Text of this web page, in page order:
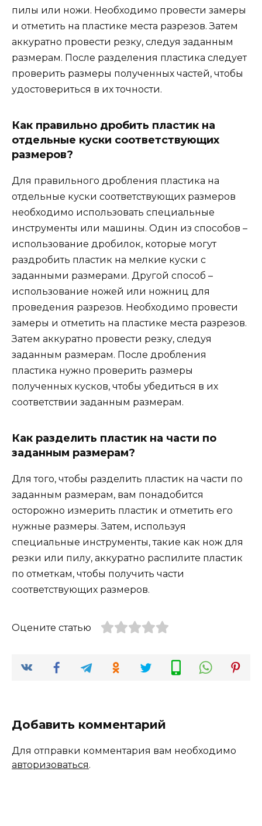
пилы или ножи. Необходимо провести замеры
и отметить на пластике места разрезов. Затем
аккуратно провести резку, следуя заданным
размерам. После разделения пластика следует
проверить размеры полученных частей, чтобы
удостовериться в их точности.
Как правильно дробить пластик на
отдельные куски соответствующих
размеров?
Для правильного дробления пластика на
отдельные куски соответствующих размеров
необходимо использовать специальные
инструменты или машины. Один из способов –
использование дробилок, которые могут
раздробить пластик на мелкие куски с
заданными размерами. Другой способ –
использование ножей или ножниц для
проведения разрезов. Необходимо провести
замеры и отметить на пластике места разрезов.
Затем аккуратно провести резку, следуя
заданным размерам. После дробления
пластика нужно проверить размеры
полученных кусков, чтобы убедиться в их
соответствии заданным размерам.
Как разделить пластик на части по
заданным размерам?
Для того, чтобы разделить пластик на части по
заданным размерам, вам понадобится
осторожно измерить пластик и отметить его
нужные размеры. Затем, используя
специальные инструменты, такие как нож для
резки или пилу, аккуратно распилите пластик
по отметкам, чтобы получить части
соответствующих размеров.
Оцените статью
Добавить комментарий
Для отправки комментария вам необходимо
авторизоваться.